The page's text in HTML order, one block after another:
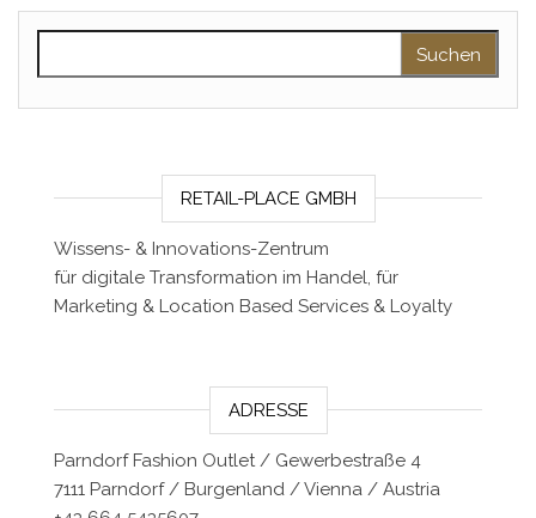
RETAIL-PLACE GMBH
Wissens- & Innovations-Zentrum
für digitale Transformation im Handel, für
Marketing & Location Based Services & Loyalty
ADRESSE
Parndorf Fashion Outlet / Gewerbestraße 4
7111 Parndorf / Burgenland / Vienna / Austria